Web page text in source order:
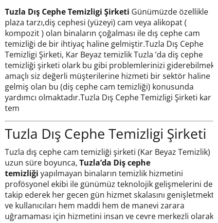
Tuzla Dış Cephe Temizligi Şirketi Günümüzde özellikle
plaza tarzı,diş cephesi (yüzeyi) cam veya alikopat (
kompozit ) olan binaların çoğalması ile dış cephe cam
temizliği de bir ihtiyaç haline gelmiştir.Tuzla Dış Cephe
Temizligi Şirketi, Kar Beyaz temizlik Tuzla ’da diş cephe
temizliği şirketi olark bu gibi problemlerinizi giderebilmek
amaçlı siz değerli müşterilerine hizmeti bir sektör haline
gelmiş olan bu (diş cephe cam temizliği) konusunda
yardımcı olmaktadır.Tuzla Dış Cephe Temizligi Şirketi kar
tem
Tuzla Dış Cephe Temizligi Şirketi
Tuzla dış cephe cam temizliği şirketi (Kar Beyaz Temizlik)
uzun süre boyunca, Tuzla’da Diş cephe
temizliği yapılmayan binaların temizlik hizmetini
profösyonel ekibi ile günümüz teknolojik gelişmelerini de
takip ederek her gecen gün hizmet skalasını genişletmekte
ve kullanıcıları hem maddi hem de manevi zarara
uğramaması için hizmetini insan ve cevre merkezli olarak